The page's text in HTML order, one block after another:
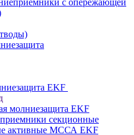
с опережающей
EKF
молниезащита EKF
секционные
активные МССА EKF